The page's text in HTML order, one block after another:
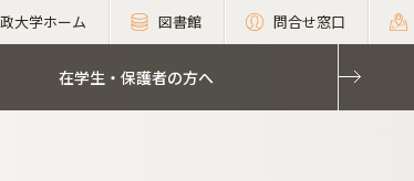
大学ホーム 図書館 問合せ窓口
在学生・保護者の方へ